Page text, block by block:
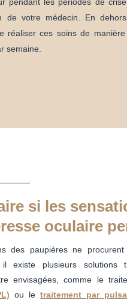
de votre médecin. En
réaliser ces soins de
semaine.
si les
oculaire
des paupières ne
il existe plusieurs solutions
envisagées, comme le
ou letraitement par